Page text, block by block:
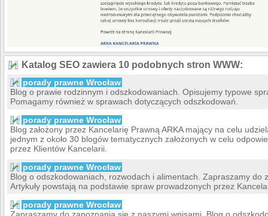
Katalog SEO zawiera 10 podobnych stron WWW:
porady prawne Wrocław
Blog o prawie rodzinnym i odszkodowaniach. Opisujemy typowe
Pomagamy również w sprawach dotyczących odszkodowań.
porady prawne Wrocław
Blog założony przez Kancelarię Prawną ARKA mający na celu
jednym z około 30 blogów tematycznych założonych w celu
przez Klientów Kancelarii.
porady prawne Wrocław
Blog o odszkodowaniach, rozwodach i alimentach. Zapraszamy do
Artykuły powstają na podstawie spraw prowadzonych przez
porady prawne Wrocław